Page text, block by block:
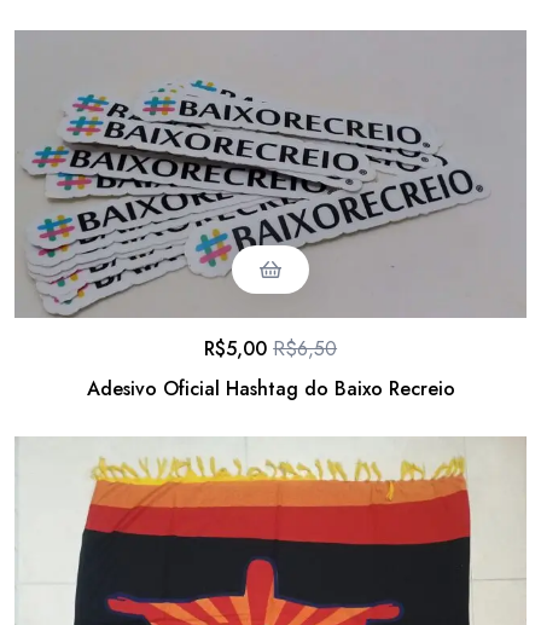
Adesivo Oficial Hashtag do Baixo Recreio
R$6,50
R$5,00